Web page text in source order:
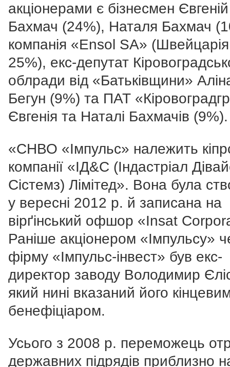
акціонерами є бізнесмен Євгеній
Бахмач (24%), Наталя Бахмач
компанія «Ensol SA»
25%), екс-депутат
облради від «Батьківщини»
Бегун (9%) та ПАТ
Євгенія та Наталі Бахмачів (9%).
«СНВО «Імпульс» належить
компанії «ІД&С (Індастріал
Сістемз) Лімітед». Вона була
у вересні 2012 р. й записана на
вірґінський офшор «Insat
Раніше акціонером «Імпульсу»
фірму «Імпульс-інвест» був екс-
директор заводу Володимир
який нині вказаний його
бенефіціаром.
Усього з 2008 р. переможець
державних підрядів приблизно